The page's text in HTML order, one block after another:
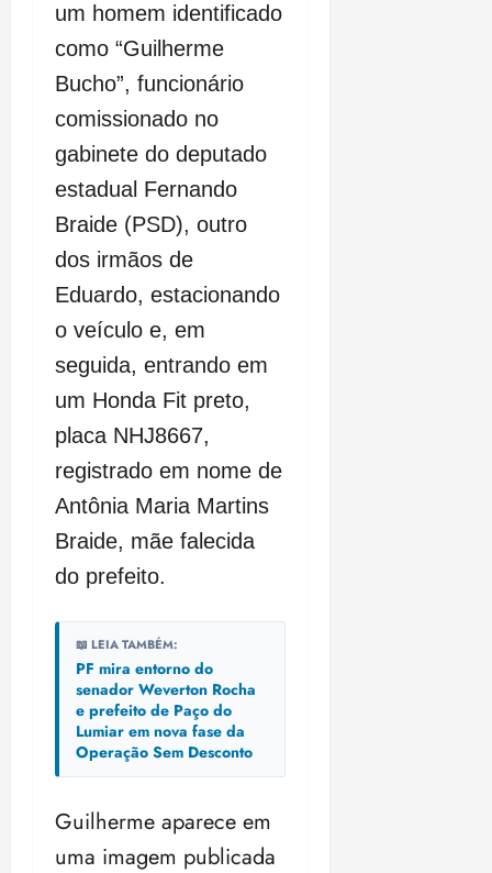
um homem identificado
como “Guilherme
Bucho”, funcionário
comissionado no
gabinete do deputado
estadual Fernando
Braide (PSD), outro
dos irmãos de
Eduardo, estacionando
o veículo e, em
seguida, entrando em
um Honda Fit preto,
placa NHJ8667,
registrado em nome de
Antônia Maria Martins
Braide, mãe falecida
do prefeito.
📖 LEIA TAMBÉM:
PF mira entorno do
senador Weverton Rocha
e prefeito de Paço do
Lumiar em nova fase da
Operação Sem Desconto
Guilherme aparece em
uma imagem publicada